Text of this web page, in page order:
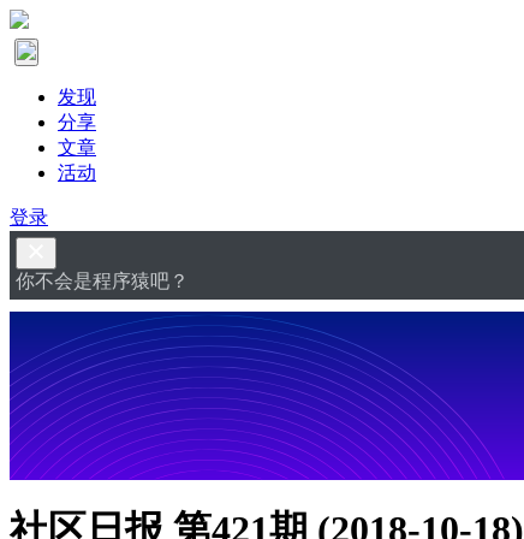
发现
分享
文章
活动
登录
你不会是程序猿吧？
社区日报 第421期 (2018-10-18)